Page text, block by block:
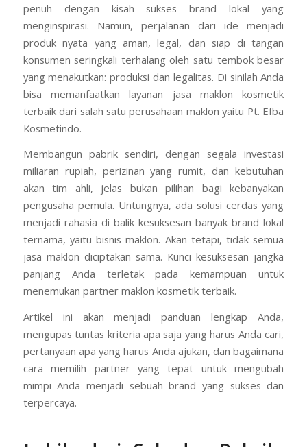
penuh dengan kisah sukses brand lokal yang
menginspirasi. Namun, perjalanan dari ide menjadi
produk nyata yang aman, legal, dan siap di tangan
konsumen seringkali terhalang oleh satu tembok besar
yang menakutkan: produksi dan legalitas. Di sinilah Anda
bisa memanfaatkan layanan jasa maklon kosmetik
terbaik dari salah satu perusahaan maklon yaitu Pt. Efba
Kosmetindo.
Membangun pabrik sendiri, dengan segala investasi
miliaran rupiah, perizinan yang rumit, dan kebutuhan
akan tim ahli, jelas bukan pilihan bagi kebanyakan
pengusaha pemula. Untungnya, ada solusi cerdas yang
menjadi rahasia di balik kesuksesan banyak brand lokal
ternama, yaitu bisnis maklon. Akan tetapi, tidak semua
jasa maklon diciptakan sama. Kunci kesuksesan jangka
panjang Anda terletak pada kemampuan untuk
menemukan partner maklon kosmetik terbaik.
Artikel ini akan menjadi panduan lengkap Anda,
mengupas tuntas kriteria apa saja yang harus Anda cari,
pertanyaan apa yang harus Anda ajukan, dan bagaimana
cara memilih partner yang tepat untuk mengubah
mimpi Anda menjadi sebuah brand yang sukses dan
terpercaya.